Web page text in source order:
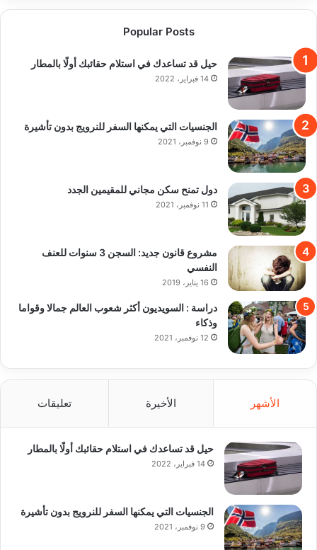
Popular Posts
حيل قد تساعدك في استلام حقائبك أولًا بالمطار
14 فبراير، 2022
الجنسيات التي يمكنها السفر للنرويج بدون تأشيرة
9 نوفمبر، 2021
دول تمنح سكن مجاني للمقيمين الجدد
11 نوفمبر، 2021
مشروع قانون جديد: السجن 3 سنوات للعنف
النفسي
16 يناير، 2019
دراسة : السويديون أكثر شعوب العالم جمالا وقواما
وذكاء
12 نوفمبر، 2021
الأشهر الأخيرة تعليقات
حيل قد تساعدك في استلام حقائبك أولًا بالمطار
14 فبراير، 2022
الجنسيات التي يمكنها السفر للنرويج بدون تأشيرة
9 نوفمبر، 2021